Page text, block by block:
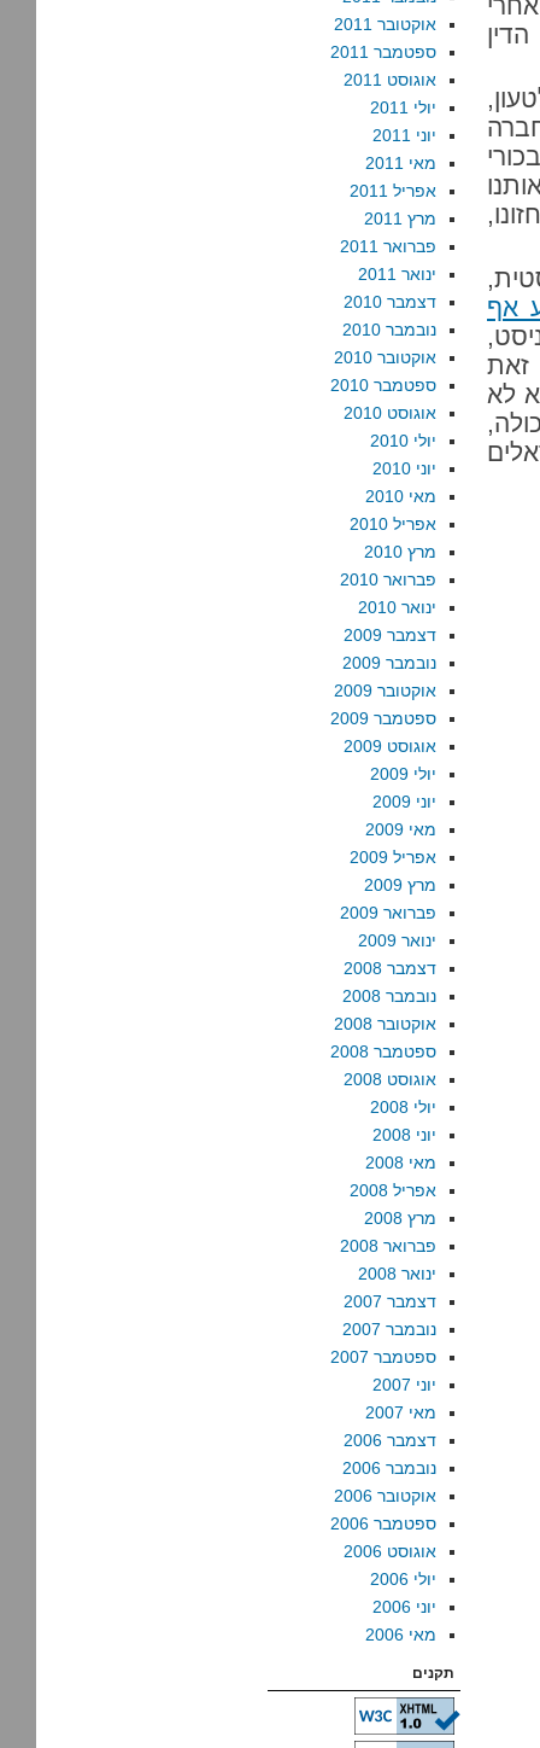
אף
זאת
לא
אוקטובר 2011
ספטמבר 2011
אוגוסט 2011
יולי 2011
יוני 2011
מאי 2011
אפריל 2011
מרץ 2011
פברואר 2011
ינואר 2011
דצמבר 2010
נובמבר 2010
אוקטובר 2010
ספטמבר 2010
אוגוסט 2010
יולי 2010
יוני 2010
מאי 2010
אפריל 2010
מרץ 2010
פברואר 2010
ינואר 2010
דצמבר 2009
נובמבר 2009
אוקטובר 2009
ספטמבר 2009
אוגוסט 2009
יולי 2009
יוני 2009
מאי 2009
אפריל 2009
מרץ 2009
פברואר 2009
ינואר 2009
דצמבר 2008
נובמבר 2008
אוקטובר 2008
ספטמבר 2008
אוגוסט 2008
יולי 2008
יוני 2008
מאי 2008
אפריל 2008
מרץ 2008
פברואר 2008
ינואר 2008
דצמבר 2007
נובמבר 2007
ספטמבר 2007
יוני 2007
מאי 2007
דצמבר 2006
נובמבר 2006
אוקטובר 2006
ספטמבר 2006
אוגוסט 2006
יולי 2006
יוני 2006
מאי 2006
תקנים